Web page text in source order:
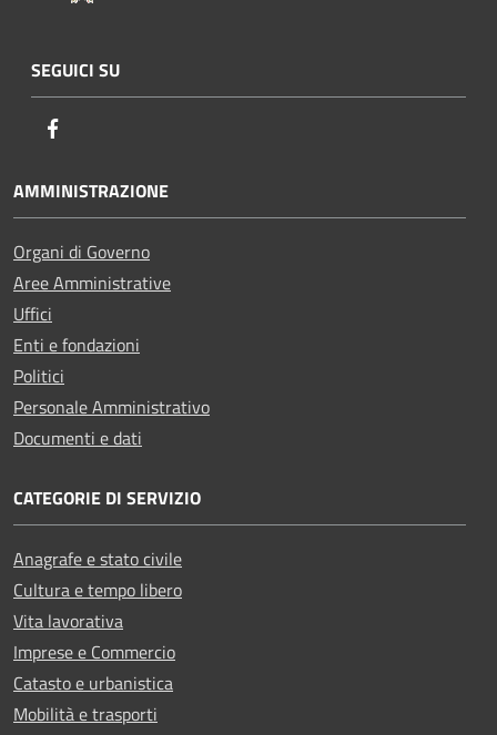
SEGUICI SU
AMMINISTRAZIONE
Organi di Governo
Aree Amministrative
Uffici
Enti e fondazioni
Politici
Personale Amministrativo
Documenti e dati
CATEGORIE DI SERVIZIO
Anagrafe e stato civile
Cultura e tempo libero
Vita lavorativa
Imprese e Commercio
Catasto e urbanistica
Mobilità e trasporti